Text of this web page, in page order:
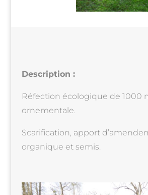
Description :
Réfection écologique de 1000
ornementale.
Scarification, apport
organique et semis.